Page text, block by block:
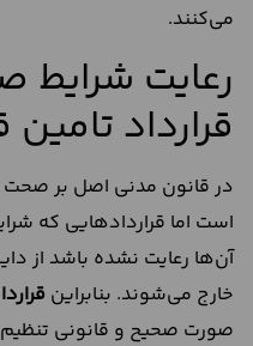
می‌کنند.
رعایت شرایط
قرارداد
در قانون مدنی اصل بر صحت
است اما قراردادهایی که
آن‌ها رعایت نشده باشد از
خارج می‌شوند. بنابراین
صورت صحیح و قانونی